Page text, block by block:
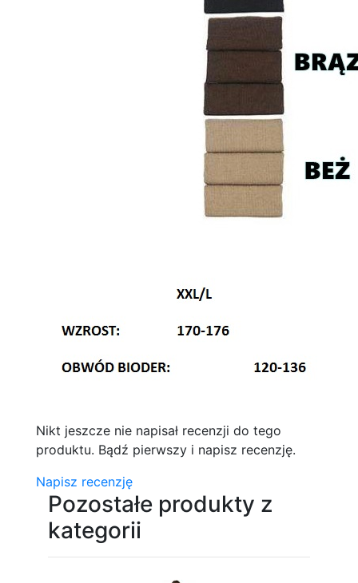
Nikt jeszcze nie napisał recenzji do tego
produktu. Bądź pierwszy i napisz recenzję.
Napisz recenzję
Pozostałe produkty z
kategorii